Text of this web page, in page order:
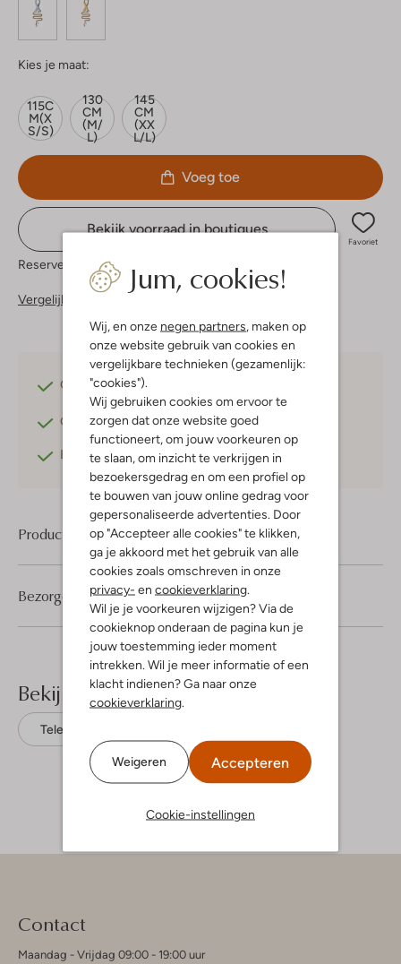
Jum, cookies!
Wij, en onze negen partners , maken op
onze website gebruik van cookies en
vergelijkbare technieken (gezamenlijk:
"cookies").
Wij gebruiken cookies om ervoor te
zorgen dat onze website goed
functioneert, om jouw voorkeuren op
te slaan, om inzicht te verkrijgen in
bezoekersgedrag en om een profiel op
te bouwen van jouw online gedrag voor
gepersonaliseerde advertenties. Door
op "Accepteer alle cookies" te klikken,
ga je akkoord met het gebruik van alle
cookies zoals omschreven in onze
privacy- en cookieverklaring
Wil je je voorkeuren wijzigen? Via de
cookieknop onderaan de pagina kun je
jouw toestemming ieder moment
intrekken. Wil je meer informatie of een
klacht indienen? Ga naar onze
cookieverklaring
Weigeren Accepteren
Cookie-instellingen
Kies je maat:
115C
M(X
S/S)
130
CM
(M/
L)
145
CM
(XX
L/L)
Voeg toe
Bekijk voorraad in boutiques
Favoriet
Reserveer direct in een van onze 37 boutiques
Vergelijkbare items
Gratis verzending
Gratis retournerenbinnen 30 dagen*
Betaal achterafmet Klarna
Product informatie
Bezorgen & retourneren
Bekijk meer
Telefoonaccessoires
Contact
Maandag - Vrijdag 09:00 - 19:00 uur